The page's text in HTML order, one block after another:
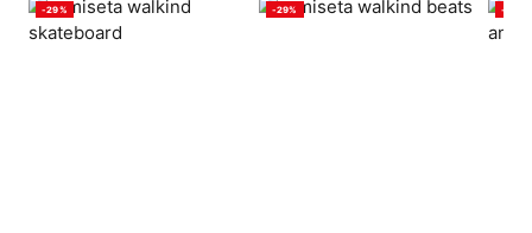
-29% -29% -29%